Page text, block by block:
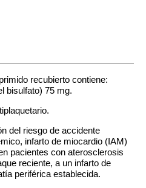
recubierto contiene:
bisulfato) 75 mg.
del riesgo de accidente
infarto de miocardio (IAM)
pacientes con aterosclerosis
reciente, a un infarto de
periférica establecida.